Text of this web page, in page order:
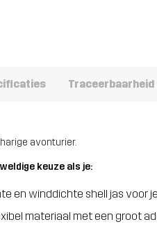
Traceerbaarheid
avonturier.
keuze als je:
en winddichte shell jas voor
materiaal met een groot